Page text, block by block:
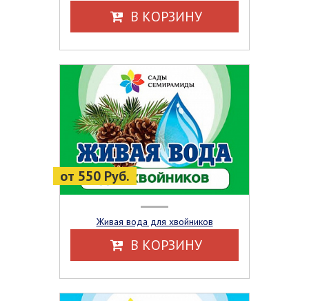
В КОРЗИНУ
от 550 Руб.
Живая вода для хвойников
В КОРЗИНУ